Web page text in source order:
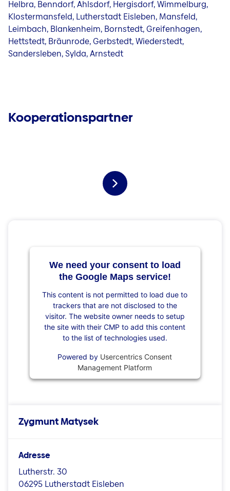
Helbra, Benndorf, Ahlsdorf, Hergisdorf, Wimmelburg,
Klostermansfeld, Lutherstadt Eisleben, Mansfeld,
Leimbach, Blankenheim, Bornstedt, Greifenhagen,
Hettstedt, Bräunrode, Gerbstedt, Wiederstedt,
Sandersleben, Sylda, Arnstedt
Kooperationspartner
We need your consent to load
the Google Maps service!
This content is not permitted to load due to
trackers that are not disclosed to the
visitor. The website owner needs to setup
the site with their CMP to add this content
to the list of technologies used.
Powered by Usercentrics Consent
Management Platform
Zygmunt Matysek
Adresse
Lutherstr. 30
06295 Lutherstadt Eisleben